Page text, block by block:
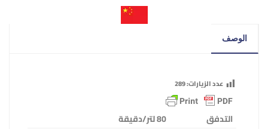
الوصف
عدد الزيارات:289
التدفق 80لتر/دقيقة